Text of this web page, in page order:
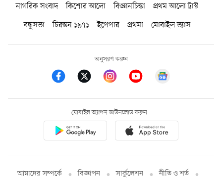
নাগরিক সংবাদ কিশোর আলো বিজ্ঞানচিন্তা
প্রথম আলো ট্রাস্ট
বন্ধুসভা
চিরন্তন ১৯৭১ ইপেপার প্রথমা মোবাইল ভ্যাস
অনুসরণ করুন
মোবাইল অ্যাপস ডাউনলোড করুন
আমাদের সম্পর্কে বিজ্ঞাপন সার্কুলেশন নীতি ও শর্ত